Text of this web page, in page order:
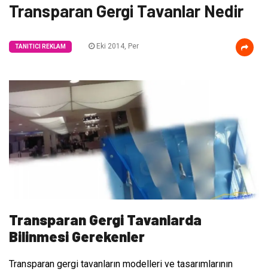
Transparan Gergi Tavanlar Nedir
TANITICI REKLAM Eki 2014, Per
Transparan Gergi Tavanlarda
Bilinmesi Gerekenler
Transparan gergi tavanların modelleri ve tasarımlarının